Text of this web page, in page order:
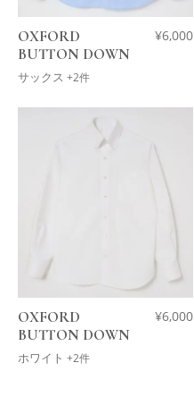
OXFORD
BUTTON DOWN
サックス +2件
¥6,000
OXFORD
BUTTON DOWN
ホワイト +2件
¥6,000